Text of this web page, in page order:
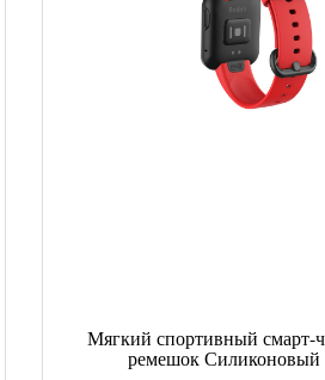
Мягкий спортивный смарт-
ремешок Силиконовый